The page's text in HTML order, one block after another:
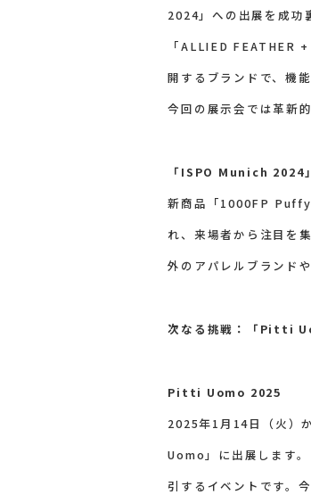
2024」への出展を成功
「ALLIED FEATHER
開するブランドで、機
今回の展示会では革新
「ISPO Munich 2024
新商品「1000FP Puffy
れ、来場者から注目を
外のアパレルブランド
次なる挑戦：「Pitti
Pitti Uomo 2025
2025年1月14日（火）
Uomo」に出展します
引するイベントです。